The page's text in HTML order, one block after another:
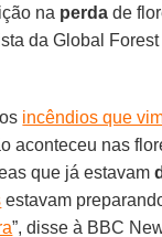
na perda de
da Global Forest
incêndios que
aconteceu nas
que já estavam
estavam
”, disse à BBC